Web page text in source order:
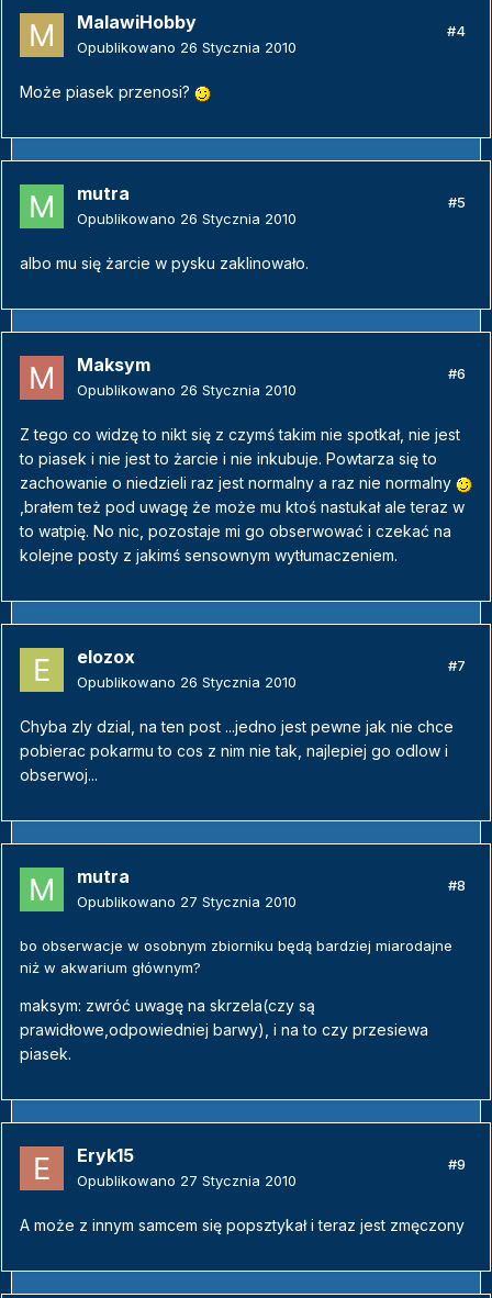
MalawiHobby
Opublikowano 26 Stycznia 2010
#4
Może piasek przenosi?
mutra
Opublikowano 26 Stycznia 2010
#5
albo mu się żarcie w pysku zaklinowało.
Maksym
Opublikowano 26 Stycznia 2010
#6
Z tego co widzę to nikt się z czymś takim nie spotkał, nie jest
to piasek i nie jest to żarcie i nie inkubuje. Powtarza się to
zachowanie o niedzieli raz jest normalny a raz nie normalny
,brałem też pod uwagę że może mu ktoś nastukał ale teraz w
to watpię. No nic, pozostaje mi go obserwować i czekać na
kolejne posty z jakimś sensownym wytłumaczeniem.
elozox
Opublikowano 26 Stycznia 2010
#7
Chyba zly dzial, na ten post ...jedno jest pewne jak nie chce
pobierac pokarmu to cos z nim nie tak, najlepiej go odlow i
obserwoj...
mutra
Opublikowano 27 Stycznia 2010
#8
bo obserwacje w osobnym zbiorniku będą bardziej miarodajne
niż w akwarium głównym?
maksym: zwróć uwagę na skrzela(czy są
prawidłowe,odpowiedniej barwy), i na to czy przesiewa
piasek.
Eryk15
Opublikowano 27 Stycznia 2010
#9
A może z innym samcem się popsztykał i teraz jest zmęczony